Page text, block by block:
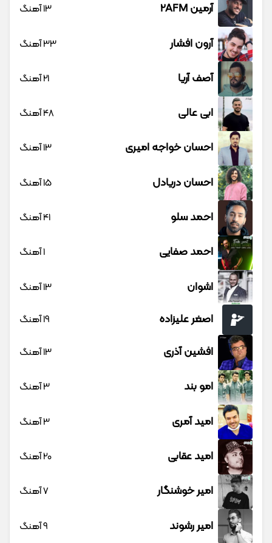
آرمین 2AFM 13 آهنگ
آرون افشار 33 آهنگ
آصف آریا 21 آهنگ
ابی عالی 48 آهنگ
احسان خواجه امیری 13 آهنگ
احسان دریادل 15 آهنگ
احمد سلو 41 آهنگ
احمد صفایی 1 آهنگ
اشوان 13 آهنگ
اصغر علیزاده 19 آهنگ
افشین آذری 13 آهنگ
امو بند 3 آهنگ
امید آمری 3 آهنگ
امید عقابی 20 آهنگ
امیر خوشنگار 7 آهنگ
امیر رشوند 9 آهنگ